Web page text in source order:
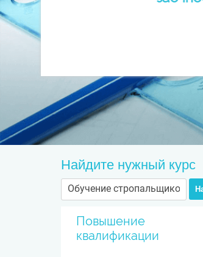
Найдите нужный курс
Повышение
квалификации